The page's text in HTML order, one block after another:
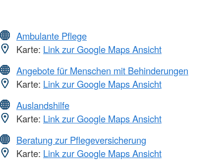
Ambulante Pflege
Karte: Link zur Google Maps Ansicht
Angebote für Menschen mit Behinderungen
Karte: Link zur Google Maps Ansicht
Auslandshilfe
Karte: Link zur Google Maps Ansicht
Beratung zur Pflegeversicherung
Karte: Link zur Google Maps Ansicht